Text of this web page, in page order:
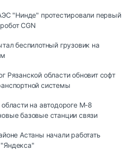
"Нинде" протестировали первый
CGN
беспилотный грузовик на
Рязанской области обновит софт
системы
на автодороге М-8
базовые станции связи
Астаны начали работать